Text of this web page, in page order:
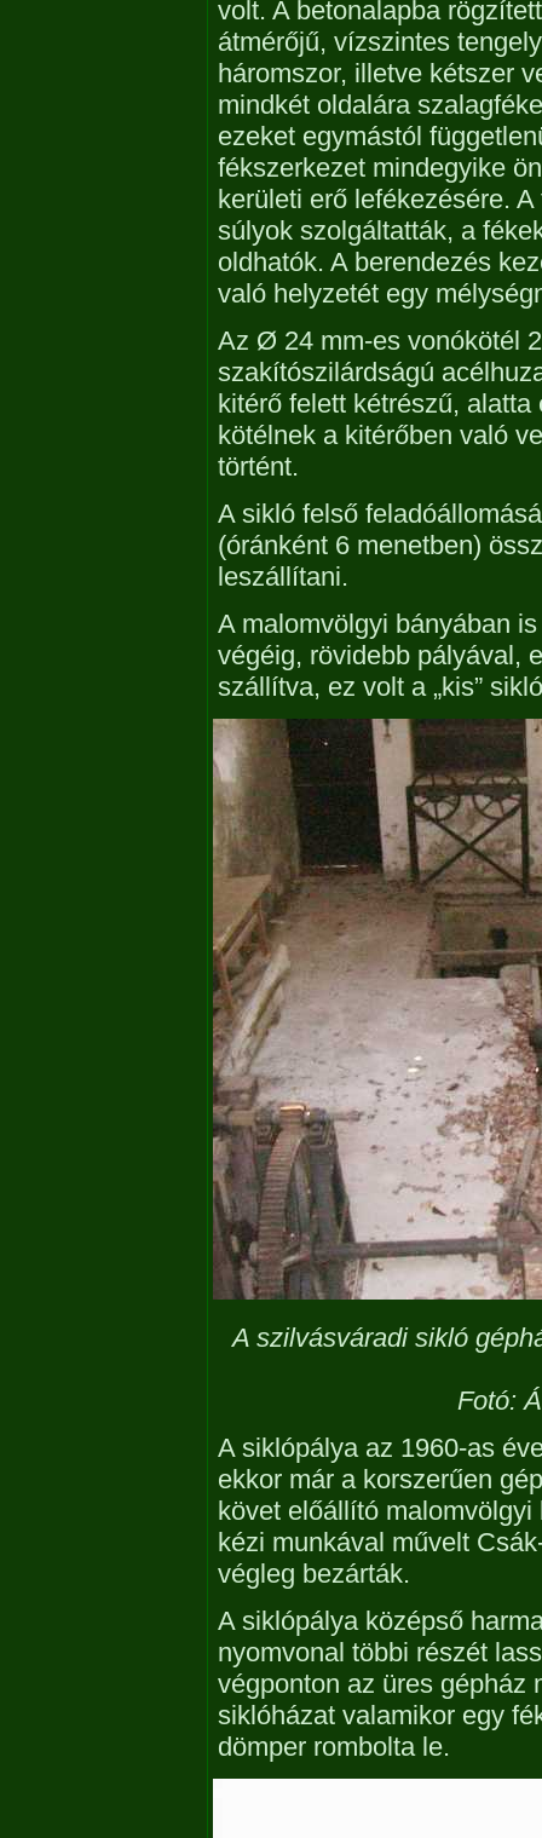
volt. A betonalapba
átmérőjű, vízszintes
háromszor, illetve kétszer
mindkét oldalára
ezeket egymástól
fékszerkezet mindegyike
kerületi erő lefékezésére.
súlyok szolgáltatták, a
oldhatók. A berendezés
való helyzetét egy
Az Ø 24 mm-es vonókötél
szakítószilárdságú
kitérő felett kétrészű,
kötélnek a kitérőben való
történt.
A sikló felső
(óránként 6 menetben)
leszállítani.
A malomvölgyi bányában
végéig, rövidebb pályával,
szállítva, ez volt a „kis”
A szilvásváradi sikló
Fotó:
A siklópálya az 1960-as
ekkor már a korszerűen
követ előállító
kézi munkával művelt
végleg bezárták.
A siklópálya középső
nyomvonal többi részét
végponton az üres gépház
siklóházat valamikor egy
dömper rombolta le.